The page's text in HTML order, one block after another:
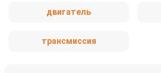
двигатель
трансмиссия